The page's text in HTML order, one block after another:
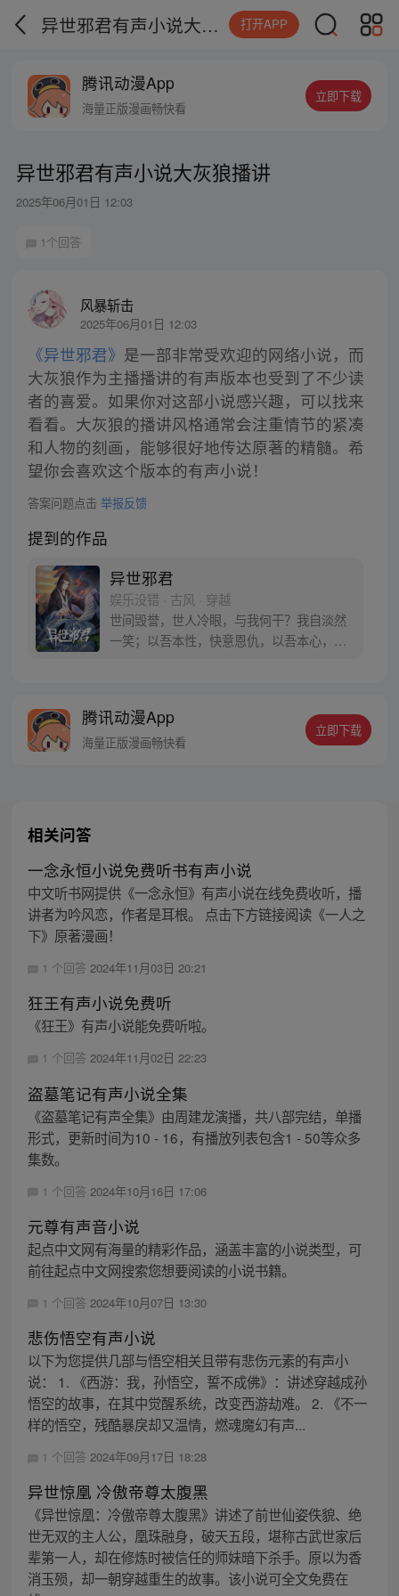
异世邪君有声小说大灰狼播讲 打开APP
腾讯动漫App
海量正版漫画畅快看
立即下载
异世邪君有声小说大灰狼播讲
2025年06月01日 12:03
1个回答
风暴斩击
2025年06月01日 12:03
《异世邪君》 是一部非常受欢迎的网络小说，而
大灰狼作为主播播讲的有声版本也受到了不少读
者的喜爱。如果你对这部小说感兴趣，可以找来
看看。大灰狼的播讲风格通常会注重情节的紧凑
和人物的刻画，能够很好地传达原著的精髓。希
望你会喜欢这个版本的有声小说！
答案问题点击 举报反馈
提到的作品
异世邪君
娱乐没错 · 古风 · 穿越
世间毁誉，世人冷眼，与我何干？我自淡然
一笑；以吾本性，快意恩仇，以吾本心，遨
腾讯动漫App
海量正版漫画畅快看
立即下载
相关问答
一念永恒小说免费听书有声小说
中文听书网提供《一念永恒》有声小说在线免费收听，播
讲者为吟风恋，作者是耳根。 点击下方链接阅读《一人之
下》原著漫画！
1 个回答 2024年11月03日 20:21
狂王有声小说免费听
《狂王》有声小说能免费听啦。
1 个回答 2024年11月02日 22:23
盗墓笔记有声小说全集
《盗墓笔记有声全集》由周建龙演播，共八部完结，单播
形式，更新时间为10 - 16，有播放列表包含1 - 50等众多
集数。
1 个回答 2024年10月16日 17:06
元尊有声音小说
起点中文网有海量的精彩作品，涵盖丰富的小说类型，可
前往起点中文网搜索您想要阅读的小说书籍。
1 个回答 2024年10月07日 13:30
悲伤悟空有声小说
以下为您提供几部与悟空相关且带有悲伤元素的有声小
说： 1. 《西游：我，孙悟空，誓不成佛》：讲述穿越成孙
悟空的故事，在其中觉醒系统，改变西游劫难。 2. 《不一
样的悟空，残酷暴戾却又温情，燃魂魔幻有声...
1 个回答 2024年09月17日 18:28
异世惊凰 冷傲帝尊太腹黑
《异世惊凰：冷傲帝尊太腹黑》讲述了前世仙姿佚貌、绝
世无双的主人公，凰珠融身，破天五段，堪称古武世家后
辈第一人，却在修炼时被信任的师妹暗下杀手。原以为香
消玉殒，却一朝穿越重生的故事。该小说可全文免费在